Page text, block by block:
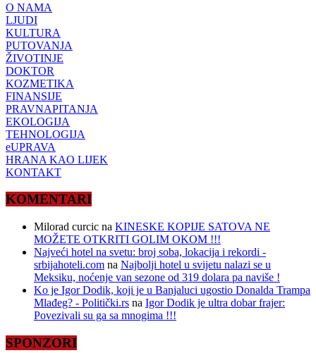
O NAMA
LJUDI
KULTURA
PUTOVANJA
ŽIVOTINJE
DOKTOR
KOZMETIKA
FINANSIJE
PRAVNAPITANJA
EKOLOGIJA
TEHNOLOGIJA
eUPRAVA
HRANA KAO LIJEK
KONTAKT
KOMENTARI
Milorad curcic na KINESKE KOPIJE SATOVA NE
MOŽETE OTKRITI GOLIM OKOM !!!
Najveći hotel na svetu: broj soba, lokacija i rekordi -
srbijahoteli.com na Najbolji hotel u svijetu nalazi se u
Meksiku, noćenje van sezone od 319 dolara pa naviše !
Ko je Igor Dodik, koji je u Banjaluci ugostio Donalda Trampa
Mlađeg? - Politički.rs na Igor Dodik je ultra dobar frajer:
Povezivali su ga sa mnogima !!!
SPONZORI